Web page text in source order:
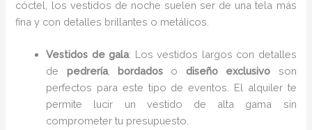
cóctel, los vestidos de noche suelen ser de una tela más
fina y con detalles brillantes o metálicos.
Vestidos de gala: Los vestidos largos con detalles
de pedrería, bordados o diseño exclusivo son
perfectos para este tipo de eventos. El alquiler te
permite lucir un vestido de alta gama sin
comprometer tu presupuesto.